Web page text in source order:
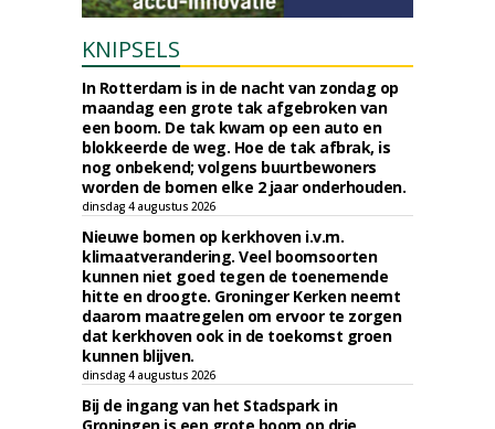
KNIPSELS
In Rotterdam is in de nacht van zondag op
maandag een grote tak afgebroken van
een boom. De tak kwam op een auto en
blokkeerde de weg. Hoe de tak afbrak, is
nog onbekend; volgens buurtbewoners
worden de bomen elke 2 jaar onderhouden.
dinsdag 4 augustus 2026
Nieuwe bomen op kerkhoven i.v.m.
klimaatverandering. Veel boomsoorten
kunnen niet goed tegen de toenemende
hitte en droogte. Groninger Kerken neemt
daarom maatregelen om ervoor te zorgen
dat kerkhoven ook in de toekomst groen
kunnen blijven.
dinsdag 4 augustus 2026
Bij de ingang van het Stadspark in